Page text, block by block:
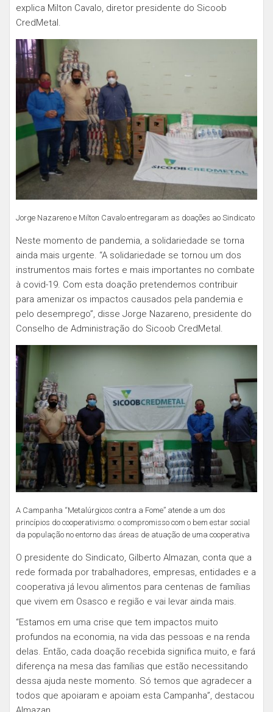
explica Milton Cavalo, diretor presidente do Sicoob
CredMetal.
Jorge Nazareno e Milton Cavalo entregaram as doações ao Sindicato
Neste momento de pandemia, a solidariedade se torna
ainda mais urgente. “A solidariedade se tornou um dos
instrumentos mais fortes e mais importantes no combate
à covid-19. Com esta doação pretendemos contribuir
para amenizar os impactos causados pela pandemia e
pelo desemprego”, disse Jorge Nazareno, presidente do
Conselho de Administração do Sicoob CredMetal.
A Campanha “Metalúrgicos contra a Fome” atende a um dos
princípios do cooperativismo: o compromisso com o bem estar social
da população no entorno das áreas de atuação de uma cooperativa
O presidente do Sindicato, Gilberto Almazan, conta que a
rede formada por trabalhadores, empresas, entidades e a
cooperativa já levou alimentos para centenas de famílias
que vivem em Osasco e região e vai levar ainda mais.
“Estamos em uma crise que tem impactos muito
profundos na economia, na vida das pessoas e na renda
delas. Então, cada doação recebida significa muito, e fará
diferença na mesa das famílias que estão necessitando
dessa ajuda neste momento. Só temos que agradecer a
todos que apoiaram e apoiam esta Campanha”, destacou